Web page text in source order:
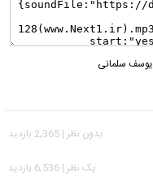
یوسف سلمانی
بدون نظر | 2,365 بازدید
يک نظر | 6,536 بازدید